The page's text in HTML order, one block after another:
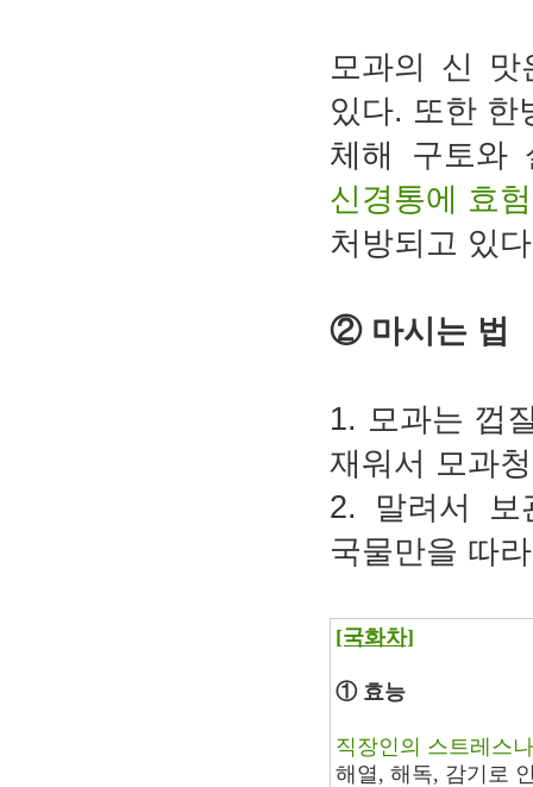
모과의 신 맛
있다. 또한 한
체해 구토와
신경통에 효험
처방되고 있
② 마시는 법
1. 모과는 껍
재워서 모과
2. 말려서 보
국물만을 따
[국화차]
① 효능
직장인의 스트레스
해열, 해독, 감기로